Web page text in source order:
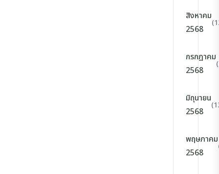
สิงหาคม
2568
กรกฎาคม
2568
มิถุนายน
2568
พฤษภาคม
2568